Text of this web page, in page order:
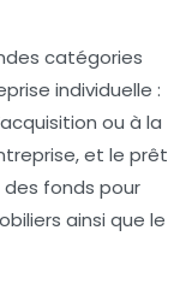
catégories
individuelle :
ou à la
et le prêt
fonds pour
ainsi que le